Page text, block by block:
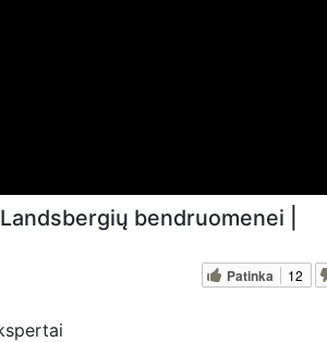
bendruomenei |
Patinka 12